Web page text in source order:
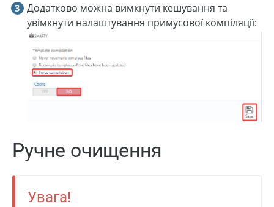
Додатково можна вимкнути кешування та
увімкнути налаштування примусової компіляції:
Ручне очищення
Увага!